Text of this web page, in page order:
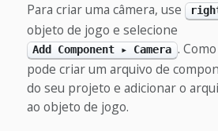
Para criar uma câmera, use
objeto de jogo e selecione
Add Component ▸ Camera .
pode criar um arquivo de
do seu projeto e adicionar o
ao objeto de jogo.